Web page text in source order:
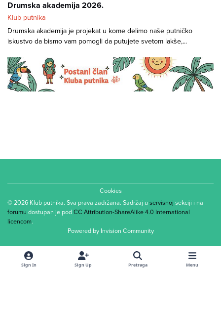
Drumska akademija 2026.
Klub putnika
Drumska akademija je projekat u kome delimo naše putničko
iskustvo da bismo vam pomogli da putujete svetom lakše,...
Cookies
© 2026 Klub putnika. Sva prava zadržana. Sadržaj u servisnoj sekciji i na
forumu dostupan je podCC Attribution-ShareAlike 4.0 International
licencom.
Powered by Invision Community
Sign In Sign Up Pretraga Menu